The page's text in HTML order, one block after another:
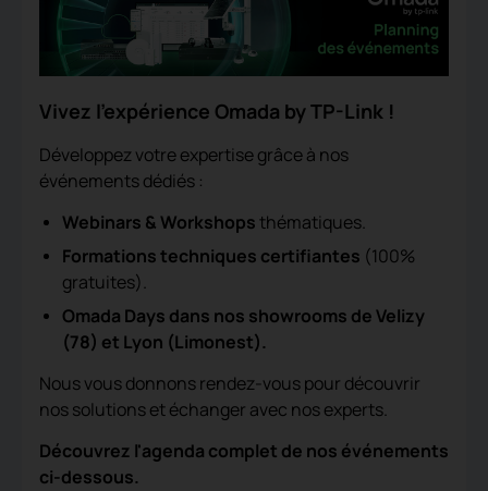
Vivez l'expérience Omada by TP-Link !
Développez votre expertise grâce à nos
événements dédiés :
Webinars & Workshopsthématiques.
Formations techniques certifiantes (100%
gratuites).
Omada Days dans nos showrooms de Velizy
(78) et Lyon (Limonest).
Nous vous donnons rendez-vous pour découvrir
nos solutions et échanger avec nos experts.
Découvrez l'agenda complet de nos événements
ci-dessous.